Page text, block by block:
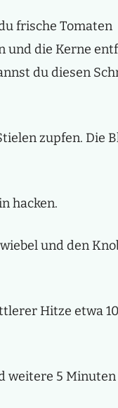
frische Tomaten
und die Kerne
du diesen
zupfen. Die
hacken.
und den
Hitze etwa
weitere 5